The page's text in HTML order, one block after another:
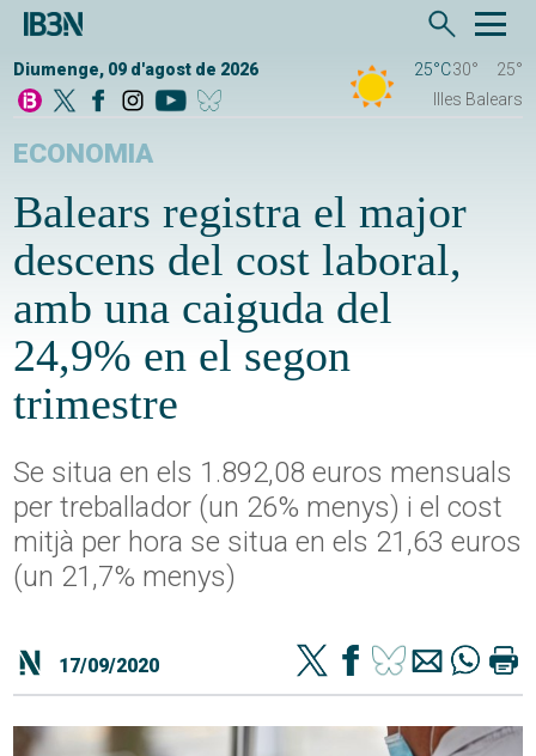
Diumenge, 09 d'agost de 2026 25°C30°
25°
Illes Balears
ECONOMIA
Balears registra el major
descens del cost laboral,
amb una caiguda del
24,9% en el segon
trimestre
Se situa en els 1.892,08 euros mensuals
per treballador (un 26% menys) i el cost
mitjà per hora se situa en els 21,63 euros
(un 21,7% menys)
17/09/2020